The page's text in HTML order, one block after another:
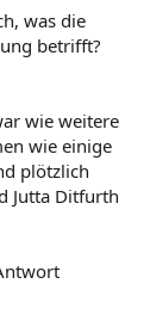
was die
betrifft?
wie weitere
wie einige
plötzlich
Jutta Ditfurth